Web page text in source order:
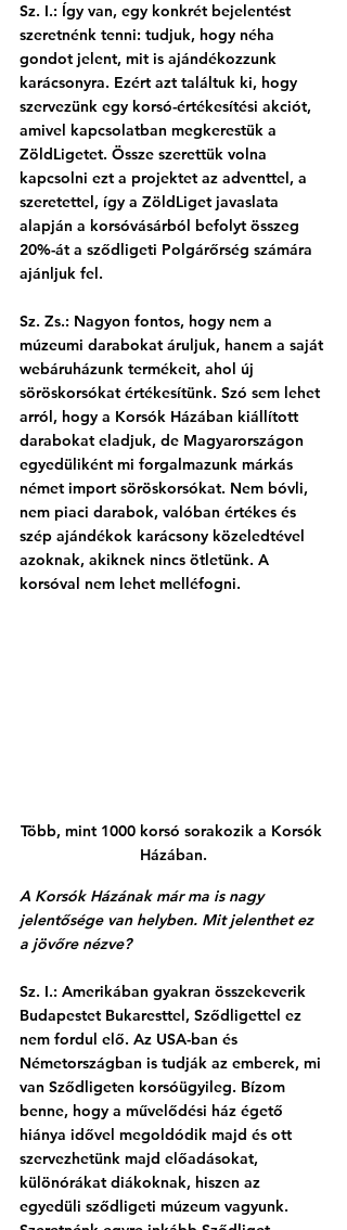
Sz. I.: Így van, egy konkrét bejelentést
szeretnénk tenni: tudjuk, hogy néha
gondot jelent, mit is ajándékozzunk
karácsonyra. Ezért azt találtuk ki, hogy
szervezünk egy korsó-értékesítési akciót,
amivel kapcsolatban megkerestük a
ZöldLigetet. Össze szerettük volna
kapcsolni ezt a projektet az adventtel, a
szeretettel, így a ZöldLiget javaslata
alapján a korsóvásárból befolyt összeg
20%-át a sződligeti Polgárőrség számára
ajánljuk fel.
Sz. Zs.: Nagyon fontos, hogy nem a
múzeumi darabokat áruljuk, hanem a saját
webáruházunk termékeit, ahol új
söröskorsókat értékesítünk. Szó sem lehet
arról, hogy a Korsók Házában kiállított
darabokat eladjuk, de Magyarországon
egyedüliként mi forgalmazunk márkás
német import söröskorsókat. Nem bóvli,
nem piaci darabok, valóban értékes és
szép ajándékok karácsony közeledtével
azoknak, akiknek nincs ötletünk. A
korsóval nem lehet melléfogni.
Több, mint 1000 korsó sorakozik a Korsók
Házában.
A Korsók Házának már ma is nagy
jelentősége van helyben. Mit jelenthet ez
a jövőre nézve?
Sz. I.: Amerikában gyakran összekeverik
Budapestet Bukaresttel, Sződligettel ez
nem fordul elő. Az USA-ban és
Németországban is tudják az emberek, mi
van Sződligeten korsóügyileg. Bízom
benne, hogy a művelődési ház égető
hiánya idővel megoldódik majd és ott
szervezhetünk majd előadásokat,
különórákat diákoknak, hiszen az
egyedüli sződligeti múzeum vagyunk.